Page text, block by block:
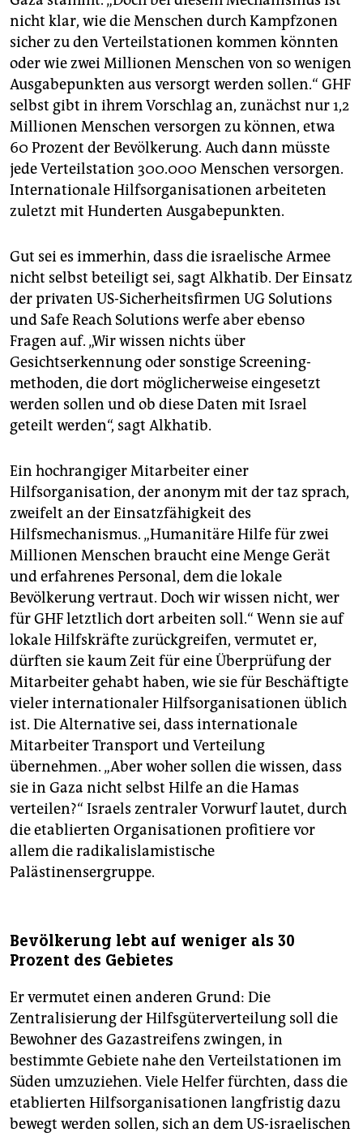
nicht klar, wie die Menschen durch Kampf­zonen
sicher zu den Verteilstationen kommen könnten
oder wie zwei Millionen Menschen von so wenigen
Ausgabepunkten aus versorgt werden sollen.“ GHF
selbst gibt in ihrem Vorschlag an, zunächst nur 1,2
Millionen Menschen versorgen zu können, etwa
60 Prozent der Bevölkerung. Auch dann müsste
jede Verteilstation 300.000 Menschen versorgen.
Internationale Hilfsorganisationen arbeiteten
zuletzt mit Hunderten Ausgabe­punkten.
Gut sei es immerhin, dass die israelische Armee
nicht selbst beteiligt sei, sagt Alkhatib. Der Einsatz
der privaten US-Sicherheitsfirmen UG Solutions
und Safe Reach Solutions werfe aber ebenso
Fragen auf. „Wir wissen nichts über
Gesichtserkennung oder sonstige Screening­
methoden, die dort möglicherweise eingesetzt
werden sollen und ob diese Daten mit Israel
geteilt werden“, sagt Alkhatib.
Ein hochrangiger Mitarbeiter einer
Hilfsorganisation, der anonym mit der taz sprach,
zweifelt an der Einsatzfähigkeit des
Hilfsmechanismus. „Humanitäre Hilfe für zwei
Millionen Menschen braucht eine Menge Gerät
und erfahrenes Personal, dem die lokale
Bevölkerung vertraut. Doch wir wissen nicht, wer
für GHF letztlich dort arbeiten soll.“ Wenn sie auf
lokale Hilfskräfte zurückgreifen, vermutet er,
dürften sie kaum Zeit für eine Überprüfung der
Mitarbeiter gehabt haben, wie sie für Beschäftigte
vieler internationaler Hilfsorganisationen üblich
ist. Die Alternative sei, dass internationale
Mitarbeiter Transport und Verteilung
übernehmen. „Aber woher sollen die wissen, dass
sie in Gaza nicht selbst Hilfe an die Hamas
verteilen?“ Israels zentraler Vorwurf lautet, durch
die etablierten Organisationen profitiere vor
allem die radikalislamistische
Palästinensergruppe.
Bevölkerung lebt auf weniger als 30
Prozent des Gebietes
Er vermutet einen anderen Grund: Die
Zentralisierung der Hilfsgüterverteilung soll die
Bewohner des Gazastreifens zwingen, in
bestimmte Gebiete nahe den Verteilstationen im
Süden umzuziehen. Viele Helfer fürchten, dass die
etablierten Hilfsorganisationen langfristig dazu
bewegt werden sollen, sich an dem US-israelischen